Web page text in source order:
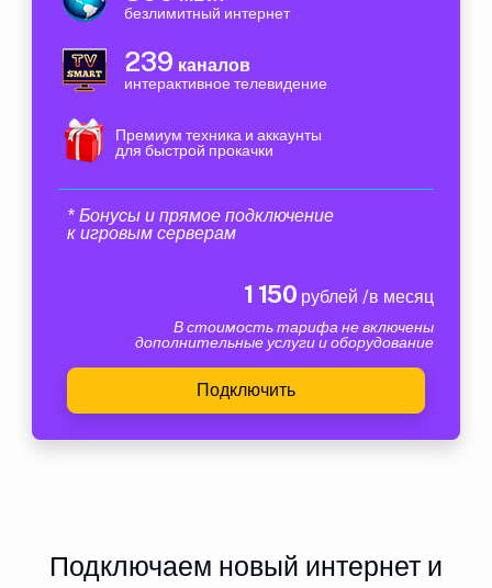
безлимитный интернет
239 каналов
интерактивное телевидение
Премиум техника и аккаунты
для быстрой прокачки
* Бонусы и прямое подключение
к игровым серверам
1 150 рублей /в месяц
В стоимость тарифа не включены
дополнительные услуги и оборудование
Подключить
Подключаем новый интернет и